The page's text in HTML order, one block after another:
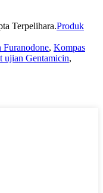
Terpelihara.Produk
, Kompas
ujian Gentamicin,